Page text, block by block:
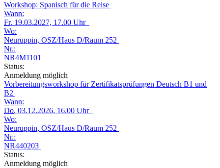
Workshop: Spanisch für die Reise
Wann:
Fr. 19.03.2027, 17.00 Uhr
Wo:
Neuruppin, OSZ/Haus D/Raum 252
Nr.:
NR4M1101
Status:
Anmeldung möglich
Vorbereitungsworkshop für Zertifikatsprüfungen Deutsch B1 und
B2
Wann:
Do. 03.12.2026, 16.00 Uhr
Wo:
Neuruppin, OSZ/Haus D/Raum 252
Nr.:
NR440203
Status:
Anmeldung möglich